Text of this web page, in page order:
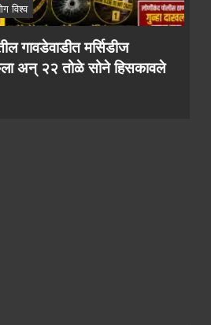
उदयोग विश्व
दंड टाळायचा असेल तर १० लाख द्या!
मागणी प्रकरणी तलाठी आश्विनी
जाळ्यात